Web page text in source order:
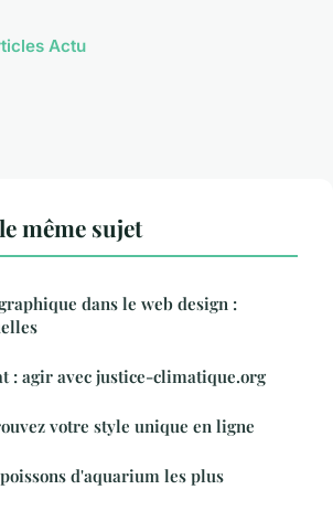
Actu
même sujet
dans le web design :
: agir avec justice-climatique.org
votre style unique en ligne
d'aquarium les plus